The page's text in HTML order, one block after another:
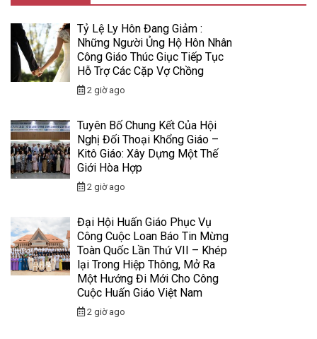
Tỷ Lệ Ly Hôn Đang Giảm :
Những Người Ủng Hộ Hôn Nhân
Công Giáo Thúc Giục Tiếp Tục
Hỗ Trợ Các Cặp Vợ Chồng
2 giờ ago
Tuyên Bố Chung Kết Của Hội
Nghị Đối Thoại Khổng Giáo –
Kitô Giáo: Xây Dựng Một Thế
Giới Hòa Hợp
2 giờ ago
Đại Hội Huấn Giáo Phục Vụ
Công Cuộc Loan Báo Tin Mừng
Toàn Quốc Lần Thứ VII – Khép
lại Trong Hiệp Thông, Mở Ra
Một Hướng Đi Mới Cho Công
Cuộc Huấn Giáo Việt Nam
2 giờ ago